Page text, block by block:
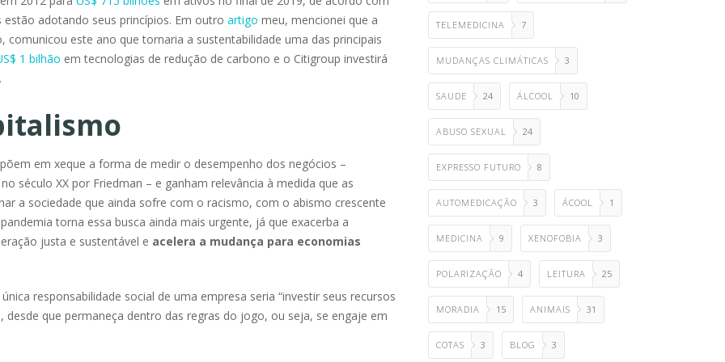
estão adotando seus princípios. Em outro artigo meu, mencionei que a
este ano que tornaria a sustentabilidade uma das principais
1 bilhão em tecnologias de redução de carbono e o Citigroup investirá
em xeque a forma de medir o desempenho dos negócios –
século XX por Friedman – e ganham relevância à medida que as
a sociedade que ainda sofre com o racismo, com o abismo crescente
torna essa busca ainda mais urgente, já que exacerba a
justa e sustentável e acelera a mudança para economias
responsabilidade social de uma empresa seria “investir seus recursos
que permaneça dentro das regras do jogo, ou seja, se engaje em
TELEMEDICINA 7
MUDANÇAS CLIMÁTICAS 3
SAUDE 24 ÁLCOOL 10
ABUSO SEXUAL 24
EXPRESSO FUTURO 8
AUTOMEDICAÇÃO 3 ÁCOOL 1
MEDICINA 9 XENOFOBIA 3
POLARIZAÇÃO 4 LEITURA 25
MORADIA 15 ANIMAIS 31
COTAS 3 BLOG 3